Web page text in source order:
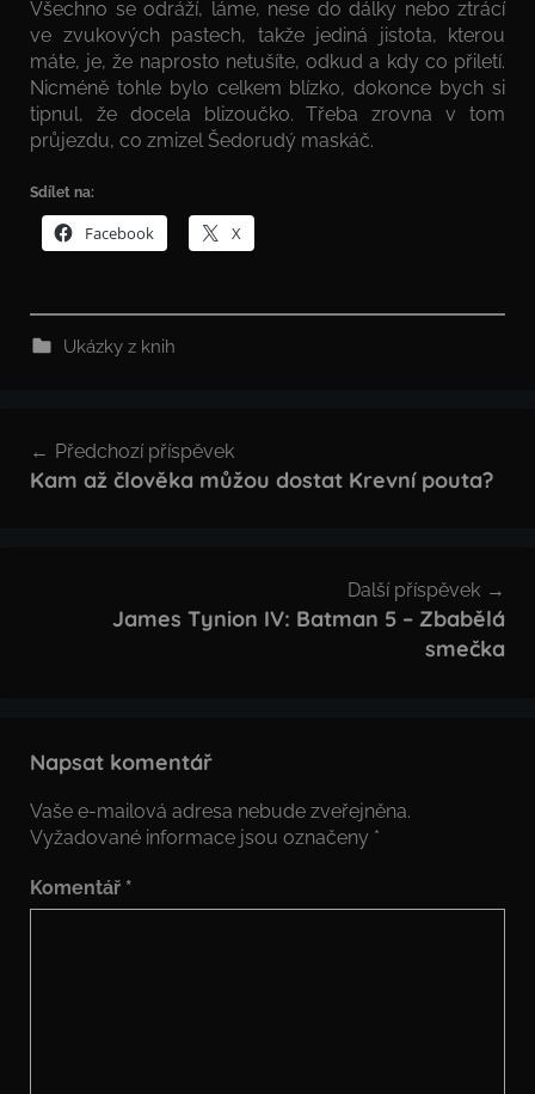
Všechno se odráží, láme, nese do dálky nebo ztrácí
ve zvukových pastech, takže jediná jistota, kterou
máte, je, že naprosto netušíte, odkud a kdy co přiletí.
Nicméně tohle bylo celkem blízko, dokonce bych si
tipnul, že docela blizoučko. Třeba zrovna v tom
průjezdu, co zmizel Šedorudý maskáč.
Sdílet na:
Facebook X
Ukázky z knih
pro
Předchozí příspěvek
Kam až člověka můžou dostat Krevní pouta?
Další příspěvek
James Tynion IV: Batman 5 – Zbabělá
smečka
Napsat komentář
Vaše e-mailová adresa nebude zveřejněna.
Vyžadované informace jsou označeny *
Komentář *